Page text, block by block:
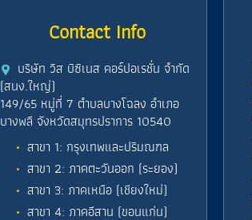
Contact Info
บริษัท วิส บิซิเนส คอร์ปอเรชั่น จำกัด
(สนง.ใหญ่)
149/65 หมู่ที่ 7 ตำบลบางโฉลง อำเภอ
บางพลี จังหวัดสมุทรปราการ 10540
สาขา 1: กรุงเทพและปริมณฑล
สาขา 2: ภาคตะวันออก (ระยอง)
สาขา 3: ภาคเหนือ (เชียงใหม่)
สาขา 4: ภาคอีสาน (ขอนแก่น)